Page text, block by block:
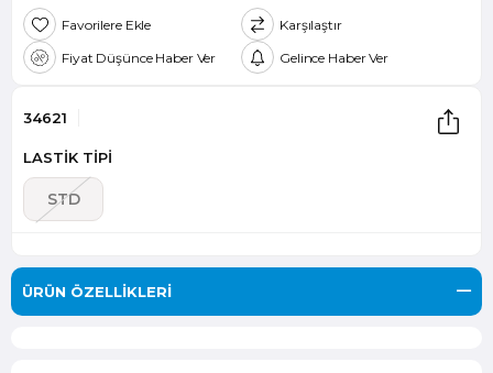
Favorilere Ekle
Karşılaştır
Fiyat Düşünce Haber Ver
Gelince Haber Ver
34621
LASTİK TİPİ
STD
ÜRÜN ÖZELLIKLERI